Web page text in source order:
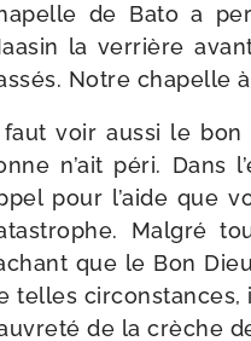
de Bato a
la ver­rière
Notre cha­pelle
faut voir aus­si le
n’ait péri. Dans
pour l’aide que
Malgré
que le Bon
telles cir­cons­tances,
de la crèche